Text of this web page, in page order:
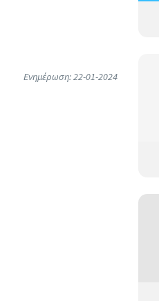
Ενημέρωση: 22-01-2024